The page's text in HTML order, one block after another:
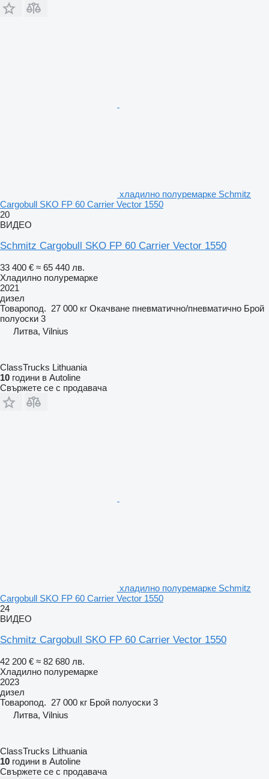
хладилно полуремарке Schmitz
Cargobull SKO FP 60 Carrier Vector 1550
20
ВИДЕО
Schmitz Cargobull SKO FP 60 Carrier Vector 1550
33 400 € ≈ 65 440 лв.
Хладилно полуремарке
2021
дизел
Товаропод. 27 000 кг Окачване пневматично/пневматично Брой
полуоски 3
Литва, Vilnius
ClassTrucks Lithuania
10 години в Autoline
Свържете се с продавача
хладилно полуремарке Schmitz
Cargobull SKO FP 60 Carrier Vector 1550
24
ВИДЕО
Schmitz Cargobull SKO FP 60 Carrier Vector 1550
42 200 € ≈ 82 680 лв.
Хладилно полуремарке
2023
дизел
Товаропод. 27 000 кг Брой полуоски 3
Литва, Vilnius
ClassTrucks Lithuania
10 години в Autoline
Свържете се с продавача